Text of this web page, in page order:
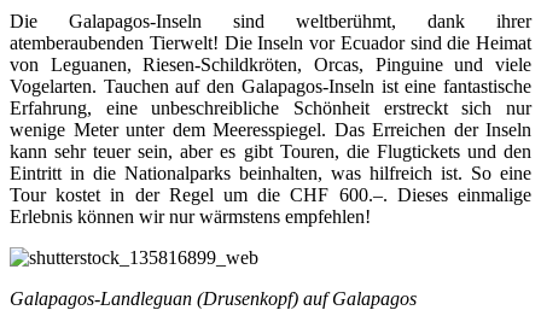
Die Galapagos-Inseln sind weltberühmt, dank ihrer
atemberaubenden Tierwelt! Die Inseln vor Ecuador sind die Heimat
von Leguanen, Riesen-Schildkröten, Orcas, Pinguine und viele
Vogelarten. Tauchen auf den Galapagos-Inseln ist eine fantastische
Erfahrung, eine unbeschreibliche Schönheit erstreckt sich nur
wenige Meter unter dem Meeresspiegel. Das Erreichen der Inseln
kann sehr teuer sein, aber es gibt Touren, die Flugtickets und den
Eintritt in die Nationalparks beinhalten, was hilfreich ist. So eine
Tour kostet in der Regel um die CHF 600.–. Dieses einmalige
Erlebnis können wir nur wärmstens empfehlen!
Galapagos-Landleguan (Drusenkopf) auf Galapagos